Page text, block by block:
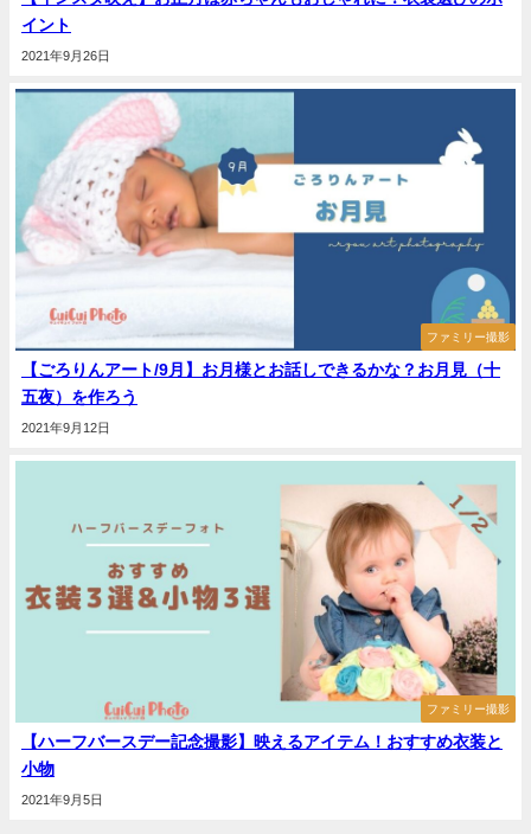
イント
2021年9月26日
ファミリー撮影
【ごろりんアート/9月】お月様とお話しできるかな？お月見（十
五夜）を作ろう
2021年9月12日
ファミリー撮影
【ハーフバースデー記念撮影】映えるアイテム！おすすめ衣装と
小物
2021年9月5日